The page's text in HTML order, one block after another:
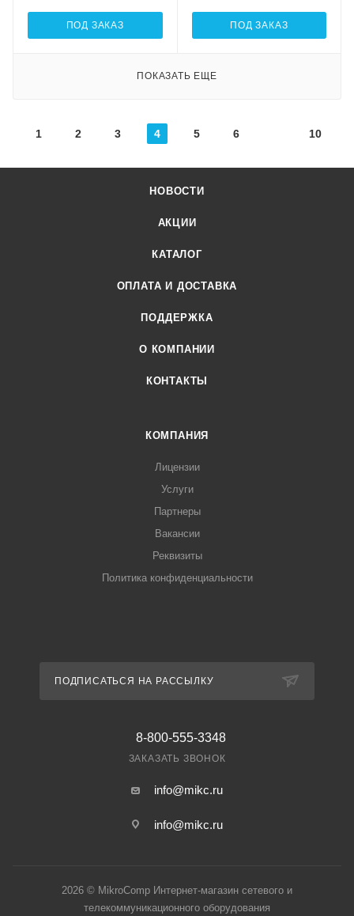
ПОД ЗАКАЗ ПОД ЗАКАЗ
ПОКАЗАТЬ ЕЩЕ
1 2 3 4 5 6 10
НОВОСТИ
АКЦИИ
КАТАЛОГ
ОПЛАТА И ДОСТАВКА
ПОДДЕРЖКА
О КОМПАНИИ
КОНТАКТЫ
КОМПАНИЯ
Лицензии
Услуги
Партнеры
Вакансии
Реквизиты
Политика конфиденциальности
ПОДПИСАТЬСЯ НА РАССЫЛКУ
8-800-555-3348
ЗАКАЗАТЬ ЗВОНОК
info@mikc.ru
info@mikc.ru
2026 © MikroComp Интернет-магазин сетевого и
телекоммуникационного оборудования